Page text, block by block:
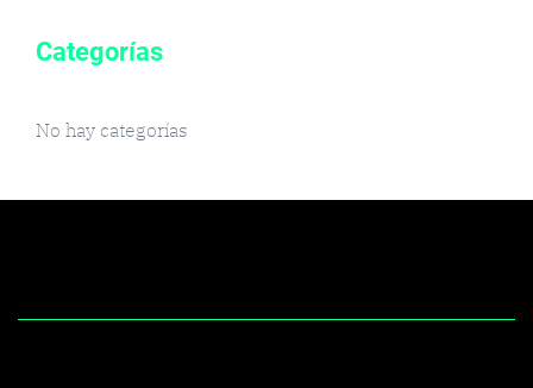
Categorías
No hay categorías